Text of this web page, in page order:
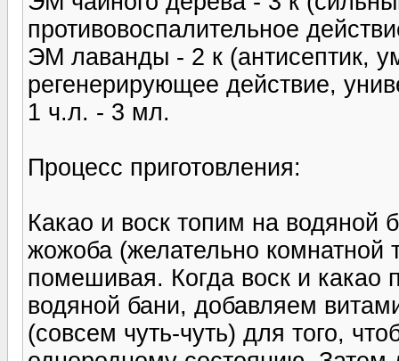
противовоспалительное
ЭМ лаванды - 2 к (антисептик,
регенерирующее действие,
1 ч.л. - 3 мл.
Процесс приготовления:
Какао и воск топим на водяной
жожоба (желательно комнатной
помешивая. Когда воск и какао
водяной бани, добавляем
(совсем чуть-чуть) для того,